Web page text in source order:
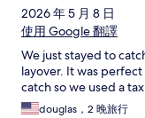
2026 年 5 月 8 日
使用 Google 翻譯
We just stayed to
layover. It was
catch so we used a
douglas，2 晚旅行